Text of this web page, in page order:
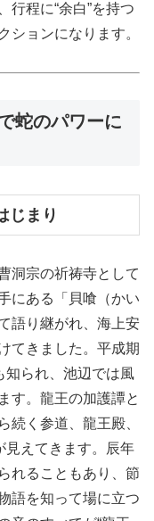
行程に“余白”を持つ
ションになります。
蛇のパワーに
じまり
洞宗の祈祷寺として
にある「貝喰（かい
語り継がれ、海上安
てきました。平成期
知られ、池辺では風
す。龍王の加護譚と
続く参道、龍王殿、
見えてきます。辰年
れることもあり、節
語を知って場に立つ